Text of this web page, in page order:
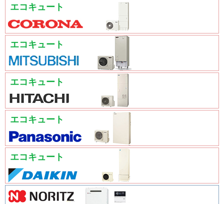
エコキュート
エコキュート
エコキュート
エコキュート
エコキュート